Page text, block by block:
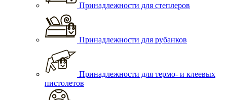
Принадлежности для степлеров
Принадлежности для рубанков
Принадлежности для термо- и клеевых
пистолетов